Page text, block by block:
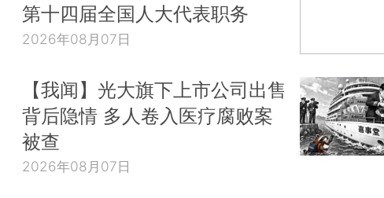
第十四届全国人大代表职务
2026年08月07日
【我闻】光大旗下上市公司出售
背后隐情 多人卷入医疗腐败案
被查
2026年08月07日